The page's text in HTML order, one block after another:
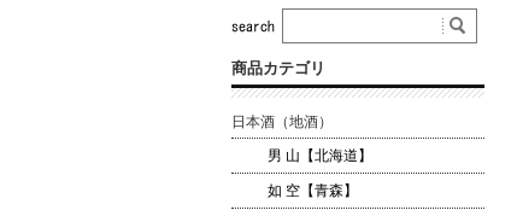
商品カテゴリ
日本酒（地酒）
男 山【北海道】
如 空【青森】